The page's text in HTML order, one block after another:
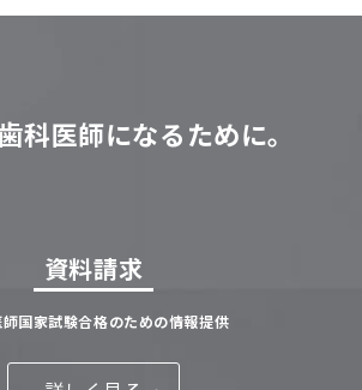
科医師になるために。
資料請求
国家試験合格のための情報提供